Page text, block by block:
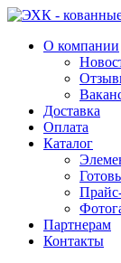
О компании
Доставка
Оплата
Каталог
Партнерам
Контакты